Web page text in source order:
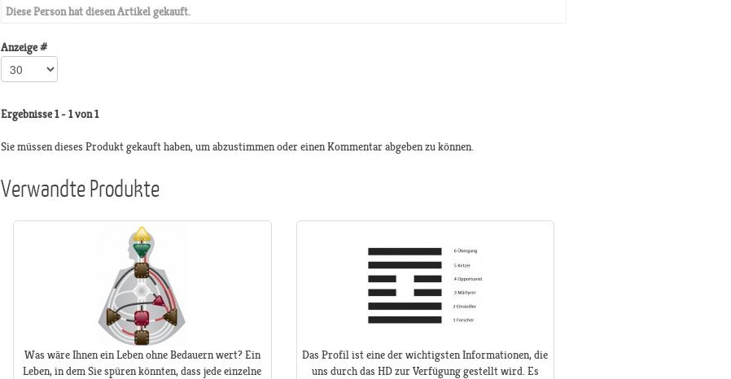
Diese Person hat diesen Artikel gekauft.
Anzeige #
Ergebnisse 1 - 1 von 1
Sie müssen dieses Produkt gekauft haben, um abzustimmen oder einen Kommentar abgeben zu können.
Verwandte Produkte
Was wäre Ihnen ein Leben ohne Bedauern wert? Ein
Leben, in dem Sie spüren könnten, dass jede einzelne
Das Profil ist eine der wichtigsten Informationen, die
uns durch das HD zur Verfügung gestellt wird. Es